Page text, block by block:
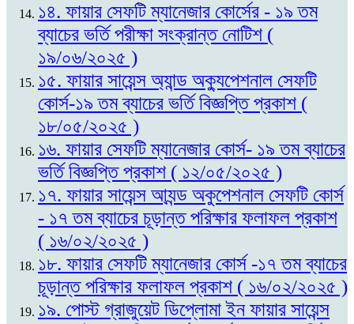
১৪. ফায়ার সেফটি ম্যানেজার কোর্সের - ১৯ তম
ব্যাচের ভর্তি পরীক্ষা সংক্রান্ত নোটিশ (
১৯/০৬/২০২৫ )
১৫. ফায়ার সায়েন্স অ্যান্ড অক্যুপেশনাল সেফটি
কোর্স-১৯ তম ব্যাচের ভর্তি বিজ্ঞপ্তি প্রকাশ (
১৮/০৫/২০২৫ )
১৬. ফায়ার সেফটি ম্যানেজার কোর্স- ১৯ তম ব্যাচের
ভর্তি বিজ্ঞপ্তি প্রকাশ ( ১২/০৫/২০২৫ )
১৭. ফায়ার সায়েন্স আ্যন্ড অকুপেশনাল সেফটি কোর্স
- ১৭ তম ব্যাচের চূড়ান্ত পরিক্ষার ফলাফল প্রকাশ
( ১৬/০২/২০২৫ )
১৮. ফায়ার সেফটি ম্যানেজার কোর্স -১৭ তম ব্যাচের
চূড়ান্ত পরিক্ষার ফলাফল প্রকাশ ( ১৬/০২/২০২৫ )
১৯. পোস্ট গ্রাজুয়েট ডিপ্লোমা ইন ফায়ার সায়েন্স